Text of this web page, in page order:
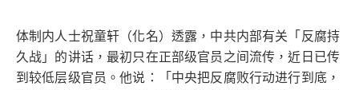
体制内人士祝童轩（化名）透露，中共内部有关「反腐持
久战」的讲话，最初只在正部级官员之间流传，近日已传
到较低层级官员。他说：「中央把反腐败行动进行到底，